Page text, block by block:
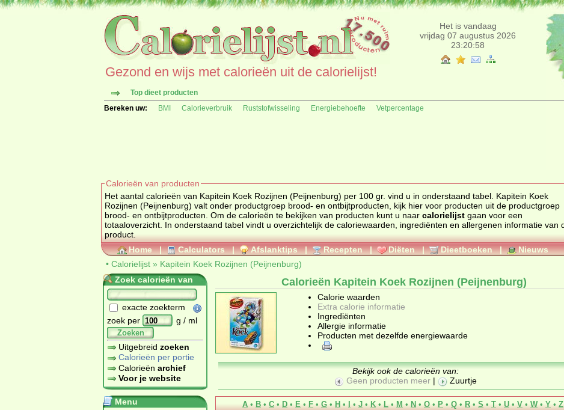
Het is vandaag
vrijdag 07 augustus 2026
23:20:58
Gezond en wijs met calorieën uit de calorielijst!
Top dieet producten
Bereken uw:
BMI Calorieverbruik Ruststofwisseling Energiebehoefte Vetpercentage
Calorieën van producten
Het aantal calorieën van Kapitein Koek Rozijnen (Peijnenburg) per 100 gr. vind u in onderstaand tabel. Kapitein Koek
Rozijnen (Peijnenburg) valt onder productgroep brood- en ontbijtproducten, kijk hier voor producten uit de productgroep
brood- en ontbijtproducten . Om de calorieën te bekijken van producten kunt u naar calorielijst gaan voor een
totaaloverzicht. In onderstaand tabel vindt u overzichtelijk de caloriewaarden, ingrediënten en allergenen informatie van dit
product.
Home | Calculators | Afslanktips | Recepten | Diëten | Dieetboeken |
Nieuws
• Calorielijst » Kapitein Koek Rozijnen (Peijnenburg)
Zoek calorieën van
exacte zoekterm
zoek per
g / ml
Zoeken
Uitgebreid zoeken
Calorieën per portie
Calorieën archief
Voor je website
Menu
Calorieën Kapitein Koek Rozijnen (Peijnenburg)
Calorie waarden
Extra calorie informatie
Ingrediënten
Allergie informatie
Producten met dezelfde energiewaarde
Bekijk ook de calorieën van:
Geen producten meer | Zuurtje
A • B • C • D • E • F • G • H • I • J • K • L • M • N • O • P • Q • R • S • T • U • V • W • Y • Z